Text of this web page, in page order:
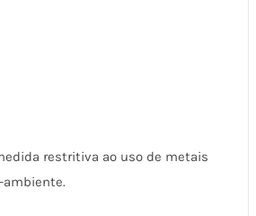
restritiva ao uso de metais
ambiente.